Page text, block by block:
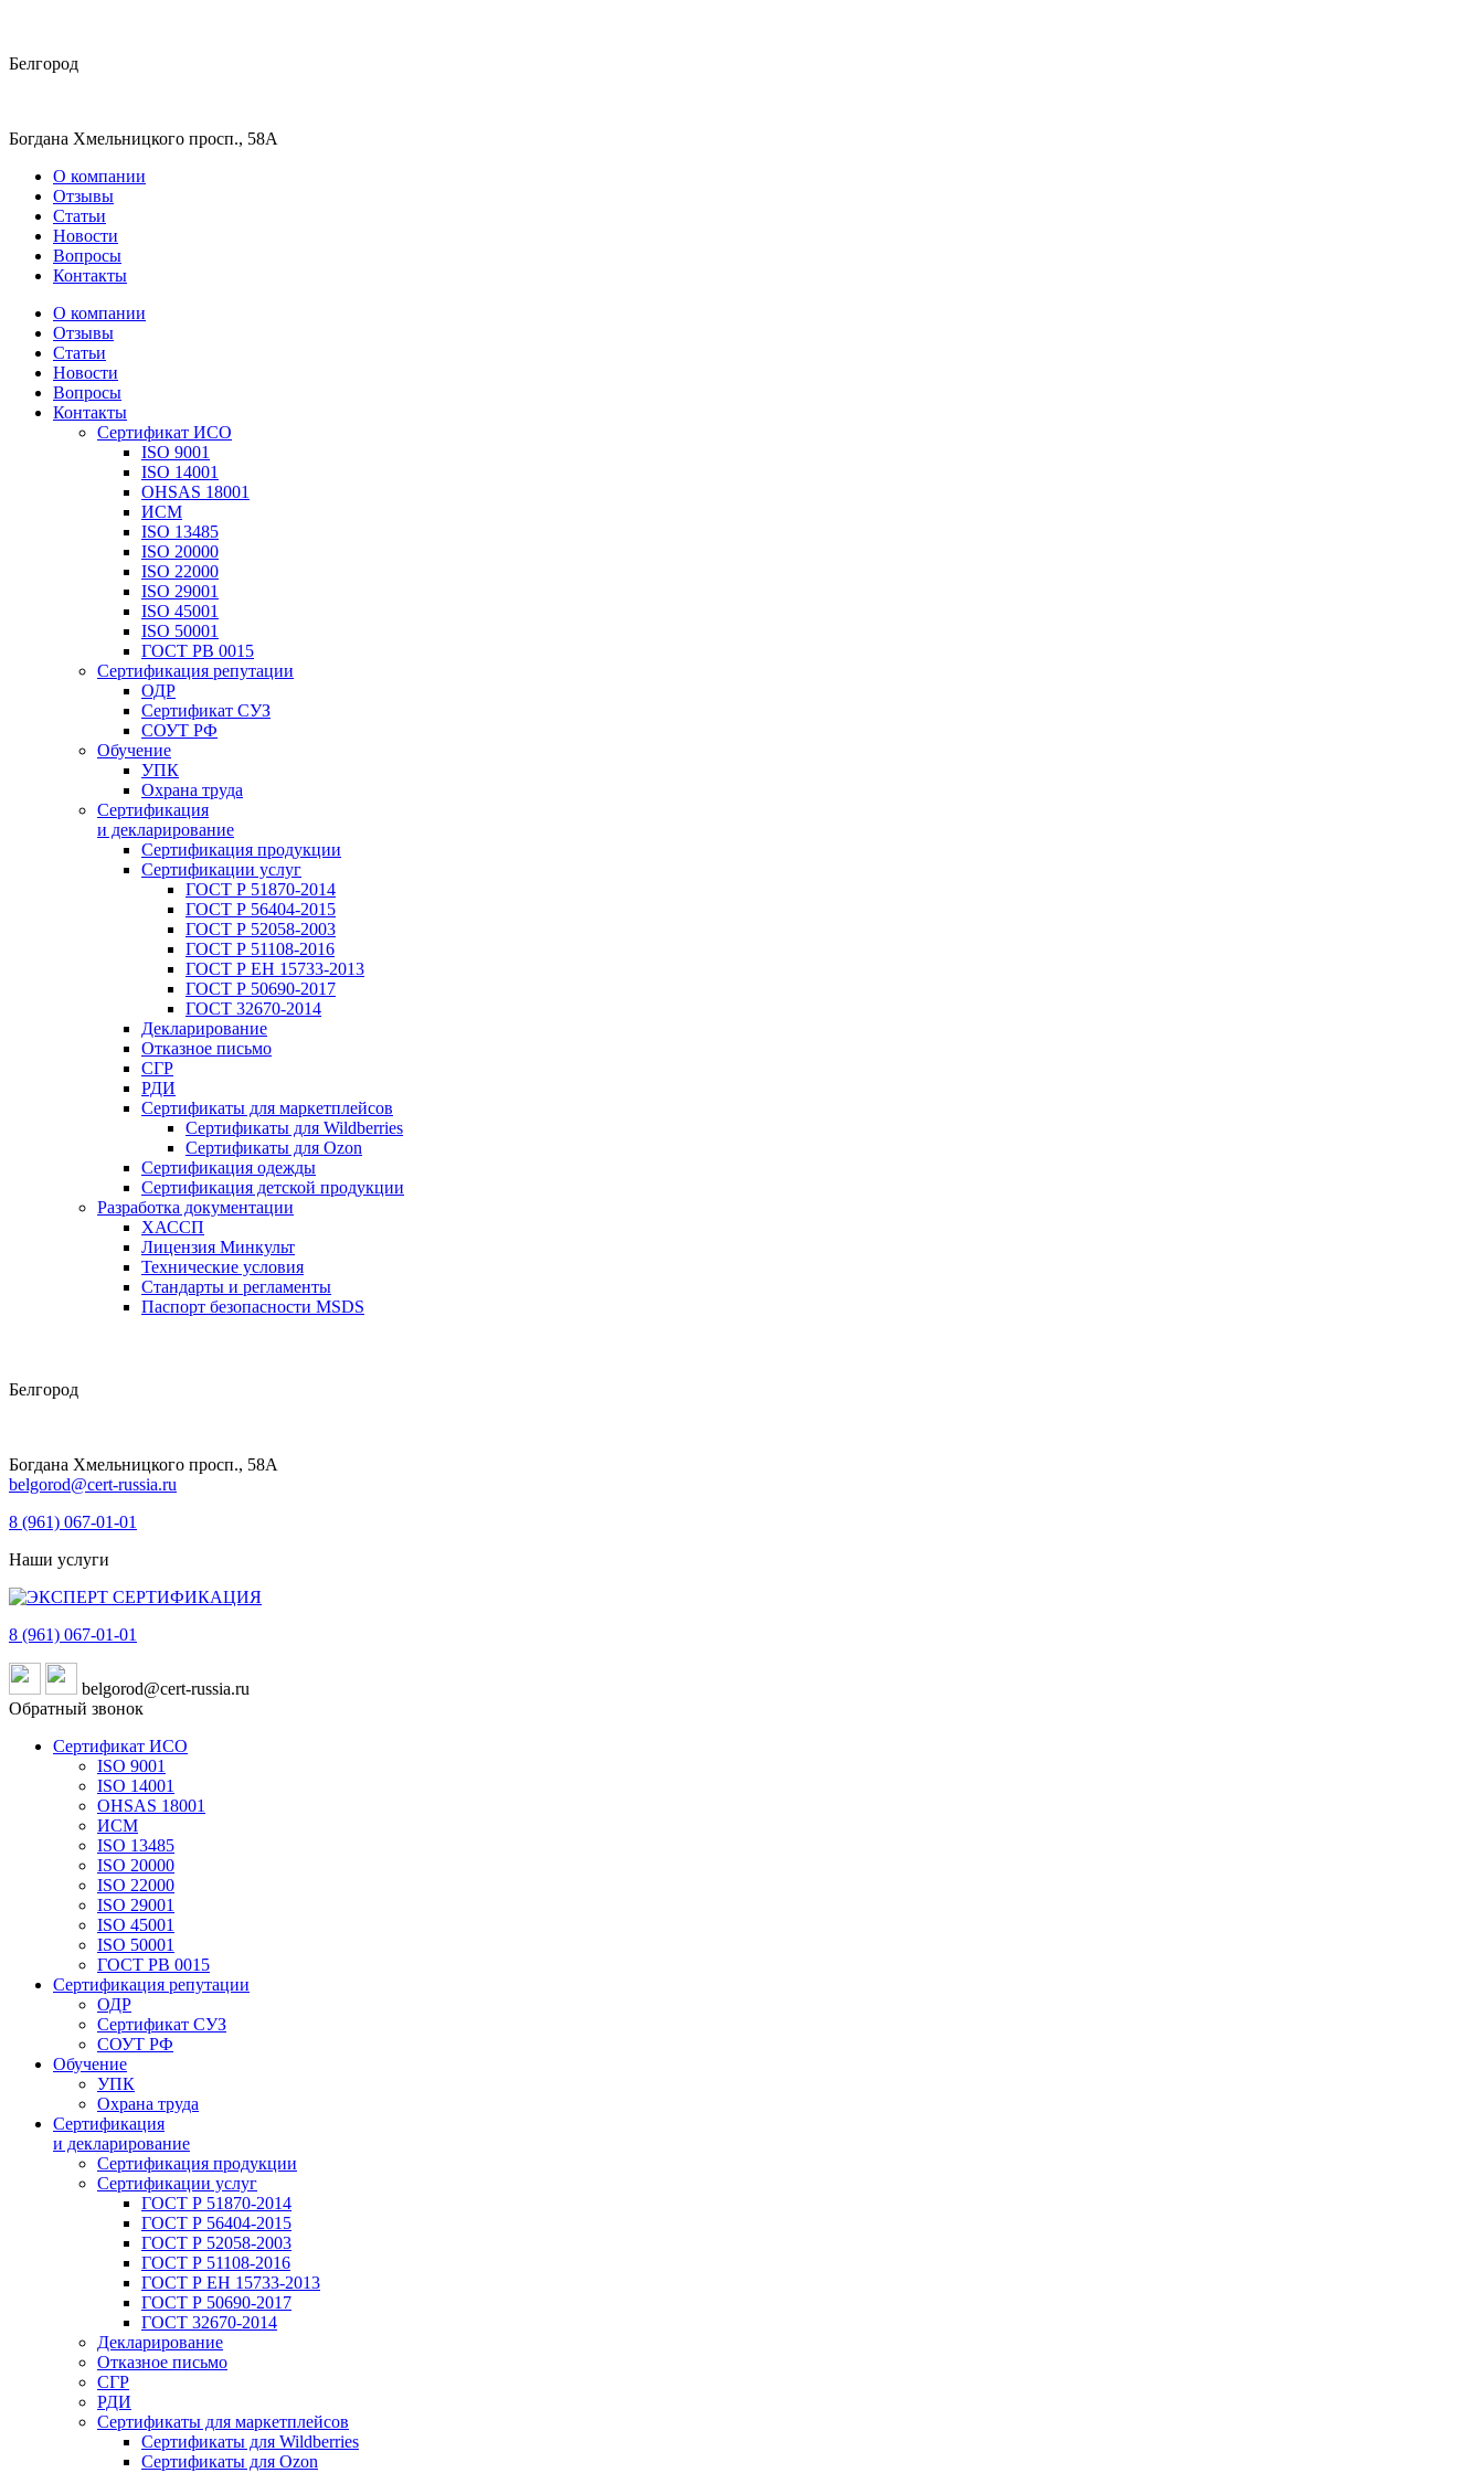
Белгород
Богдана Хмельницкого просп., 58А
О компании
Отзывы
Статьи
Новости
Вопросы
Контакты
О компании
Отзывы
Статьи
Новости
Вопросы
Контакты
Сертификат ИСО
ISO 9001
ISO 14001
OHSAS 18001
ИСМ
ISO 13485
ISO 20000
ISO 22000
ISO 29001
ISO 45001
ISO 50001
ГОСТ РВ 0015
Сертификация репутации
ОДР
Сертификат СУЗ
СОУТ РФ
Обучение
УПК
Охрана труда
Сертификация
и декларирование
Сертификация продукции
Сертификации услуг
ГОСТ Р 51870-2014
ГОСТ Р 56404-2015
ГОСТ Р 52058-2003
ГОСТ Р 51108-2016
ГОСТ Р ЕН 15733-2013
ГОСТ Р 50690-2017
ГОСТ 32670-2014
Декларирование
Отказное письмо
СГР
РДИ
Сертификаты для маркетплейсов
Сертификаты для Wildberries
Сертификаты для Ozon
Сертификация одежды
Сертификация детской продукции
Разработка документации
ХАССП
Лицензия Минкульт
Технические условия
Стандарты и регламенты
Паспорт безопасности MSDS
Белгород
Богдана Хмельницкого просп., 58А
belgorod@cert-russia.ru
8 (961) 067-01-01
Наши услуги
8 (961) 067-01-01
belgorod@cert-russia.ru
Обратный звонок
Сертификат ИСО
ISO 9001
ISO 14001
OHSAS 18001
ИСМ
ISO 13485
ISO 20000
ISO 22000
ISO 29001
ISO 45001
ISO 50001
ГОСТ РВ 0015
Сертификация репутации
ОДР
Сертификат СУЗ
СОУТ РФ
Обучение
УПК
Охрана труда
Сертификация
и декларирование
Сертификация продукции
Сертификации услуг
ГОСТ Р 51870-2014
ГОСТ Р 56404-2015
ГОСТ Р 52058-2003
ГОСТ Р 51108-2016
ГОСТ Р ЕН 15733-2013
ГОСТ Р 50690-2017
ГОСТ 32670-2014
Декларирование
Отказное письмо
СГР
РДИ
Сертификаты для маркетплейсов
Сертификаты для Wildberries
Сертификаты для Ozon